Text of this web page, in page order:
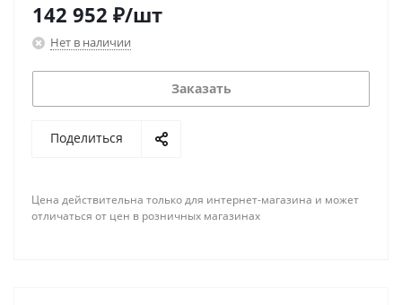
142 952 ₽/шт
Нет в наличии
Заказать
Поделиться
Цена действительна только для интернет-магазина и может
отличаться от цен в розничных магазинах